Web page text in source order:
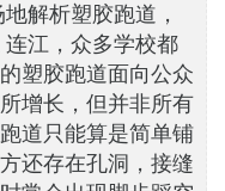
解析塑胶跑道，
江，众多学校都
塑胶跑道面向公众
增长，但并非所有
道只能算是简单铺
还存在孔洞，接缝